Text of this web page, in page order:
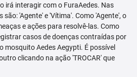
irá interagir com o FuraAedes. Nas
são: 'Agente' e 'Vítima'. Como 'Agente', o
e ações para resolvê-las. Como
casos de doenças contraídas por
mosquito Aedes Aegypti. É possível
clicando na ação 'TROCAR' que